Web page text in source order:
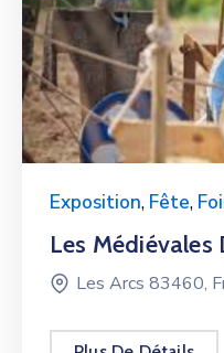
Exposition, Fête,
Les Médiévales
Les Arcs 83460,